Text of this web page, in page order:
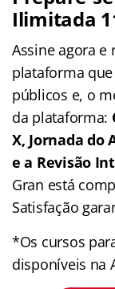
Ilimitada
Assine agora e
plataforma
públicos e, o
da plataforma:
X, Jornada do
e a Revisão
Gran está
Satisfação
*Os cursos
disponíveis na